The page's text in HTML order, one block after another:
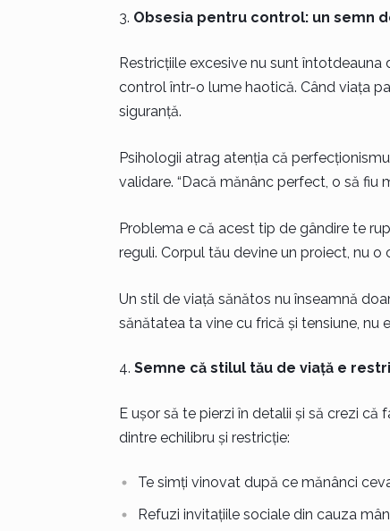
Obsesia pentru control: un semn
Restricțiile excesive nu sunt
control într-o lume haotică. Când viața
siguranță.
Psihologii atrag atenția că
validare. “Dacă mănânc perfect, o să fiu
Problema e că acest tip de gândire te
reguli. Corpul tău devine un proiect, nu o
Un stil de viață sănătos nu înseamnă
sănătatea ta vine cu frică și tensiune, nu
Semne că stilul tău de viață e
E ușor să te pierzi în detalii și să crezi că
dintre echilibru și restricție:
Te simți vinovat după ce mănânci ceva
Refuzi invitațiile sociale din cauza